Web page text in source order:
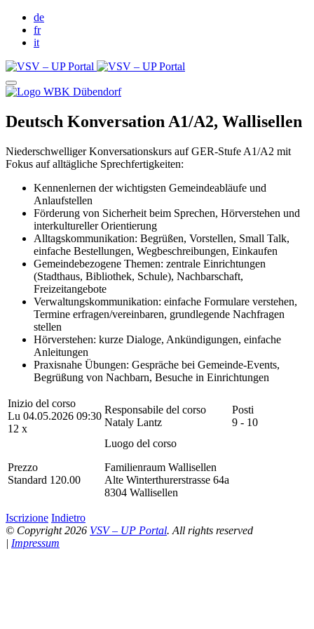
de
fr
it
Deutsch Konversation A1/A2, Wallisellen
Niederschwelliger Konversationskurs auf GER-Stufe A1/A2 mit
Fokus auf alltägliche Sprechfertigkeiten:
Kennenlernen der wichtigsten Gemeindeabläufe und
Anlaufstellen
Förderung von Sicherheit beim Sprechen, Hörverstehen und
interkultureller Orientierung
Alltagskommunikation: Begrüßen, Vorstellen, Small Talk,
einfache Bestellungen, Wegbeschreibungen, Einkaufen
Gemeindebezogene Themen: zentrale Einrichtungen
(Stadthaus, Bibliothek, Schule), Nachbarschaft,
Freizeitangebote
Verwaltungskommunikation: einfache Formulare verstehen,
Termine erfragen/vereinbaren, grundlegende Nachfragen
stellen
Hörverstehen: kurze Dialoge, Ankündigungen, einfache
Anleitungen
Praxisnahe Übungen: Gespräche bei Gemeinde-Events,
Begrüßung von Nachbarn, Besuche in Einrichtungen
Inizio del corso
Lu 04.05.2026 09:30
12 x
Responsabile del corso
Nataly Lantz
Posti
9 - 10
Prezzo
Standard 120.00
Luogo del corso
Familienraum Wallisellen
Alte Winterthurerstrasse 64a
8304 Wallisellen
Iscrizione Indietro
© Copyright 2026 VSV – UP Portal. All rights reserved
| Impressum